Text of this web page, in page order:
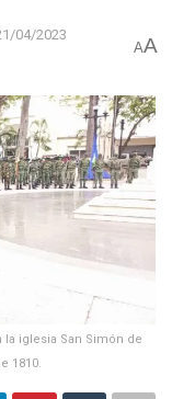
04/2023
AA
iglesia San Simón de
1810.